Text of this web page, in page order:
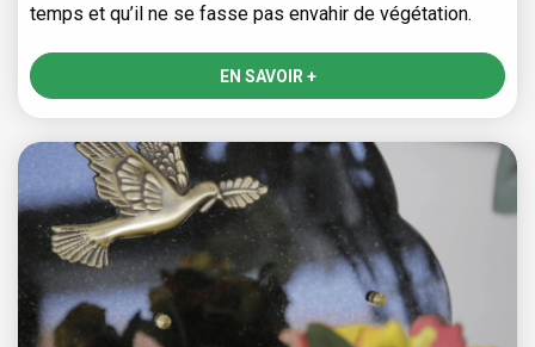
temps et qu’il ne se fasse pas envahir de végétation.
EN SAVOIR +